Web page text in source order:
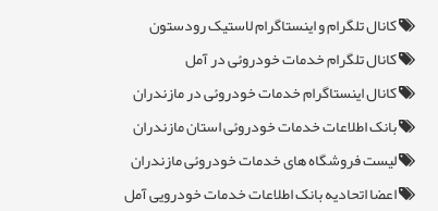
کانال تلگرام و اینستاگرام لاستيک رودستون
کانال تلگرام خدمات خودروئی در آمل
کانال اینستاگرام خدمات خودروئی در مازندران
بانک اطلاعات خدمات خودروئی استان مازندران
لیست فروشگاه های خدمات خودروئی مازندران
اعضا اتحادیه بانک اطلاعات خدمات خودرویی آمل